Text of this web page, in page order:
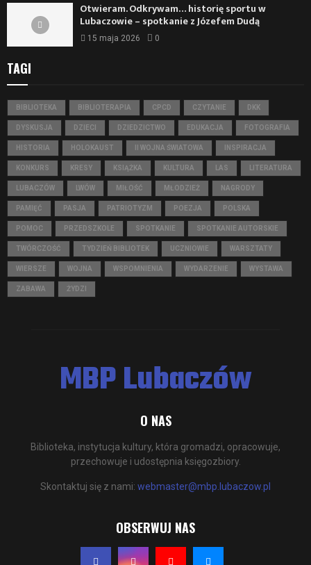
Otwieram. Odkrywam… historię sportu w
Lubaczowie – spotkanie z Józefem Dudą
15 maja 2026 0
TAGI
BIBLIOTEKA BIBLIOTERAPIA CPCD CZYTANIE DKK
DYSKUSJA DZIECI DZIEDZICTWO EDUKACJA FOTOGRAFIA
HISTORIA HOLOKAUST II WOJNA ŚWIATOWA INSPIRACJA
KONKURS KRESY KSIĄŻKA KULTURA LAS LITERATURA
LUBACZÓW LWÓW MIŁOŚĆ MŁODZIEŻ NAGRODY
PAMIĘĆ PASJA PATRIOTYZM POEZJA POLSKA
POMOC PRZEDSZKOLE SPOTKANIE SPOTKANIE AUTORSKIE
TWÓRCZOŚĆ TYDZIEŃ BIBLIOTEK UCZNIOWIE WARSZTATY
WIERSZE WOJNA WSPOMNIENIA WYDARZENIE WYSTAWA
ZABAWA ŻYDZI
MBP Lubaczów
O NAS
Biblioteka, instytucja kultury, która gromadzi, opracowuje,
przechowuje i udostępnia księgozbiory.
Skontaktuj się z nami: webmaster@mbp.lubaczow.pl
OBSERWUJ NAS